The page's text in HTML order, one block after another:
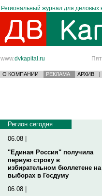
Региональный журнал для деловых
www.dvkapital.ru
О КОМПАНИИ РЕКЛАМА АРХИВ |
Регион сегодня
06.08 |
"Единая Россия" получила
первую строку в
избирательном бюллетене на
выборах в Госдуму
06.08 |